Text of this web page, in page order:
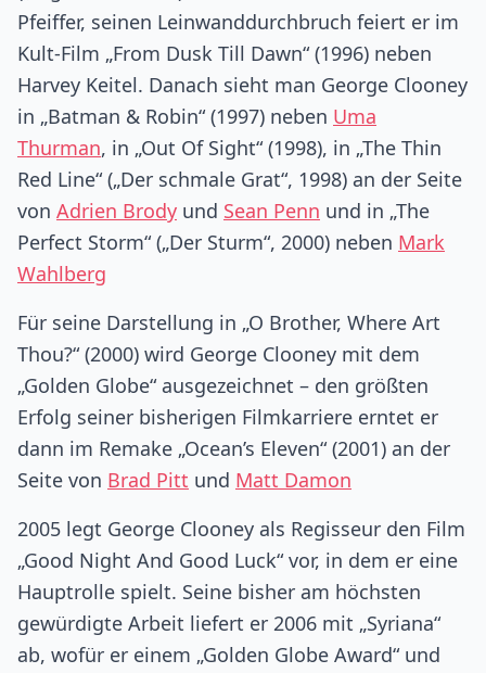
Pfeiffer, seinen Leinwanddurchbruch feiert er im
Kult-Film „From Dusk Till Dawn“ (1996) neben
Harvey Keitel. Danach sieht man George Clooney
in „Batman & Robin“ (1997) neben Uma
Thurman, in „Out Of Sight“ (1998), in „The Thin
Red Line“ („Der schmale Grat“, 1998) an der Seite
von Adrien Brody und Sean Penn und in „The
Perfect Storm“ („Der Sturm“, 2000) neben Mark
Wahlberg
Für seine Darstellung in „O Brother, Where Art
Thou?“ (2000) wird George Clooney mit dem
„Golden Globe“ ausgezeichnet – den größten
Erfolg seiner bisherigen Filmkarriere erntet er
dann im Remake „Ocean’s Eleven“ (2001) an der
Seite von Brad Pitt und Matt Damon
2005 legt George Clooney als Regisseur den Film
„Good Night And Good Luck“ vor, in dem er eine
Hauptrolle spielt. Seine bisher am höchsten
gewürdigte Arbeit liefert er 2006 mit „Syriana“
ab, wofür er einem „Golden Globe Award“ und